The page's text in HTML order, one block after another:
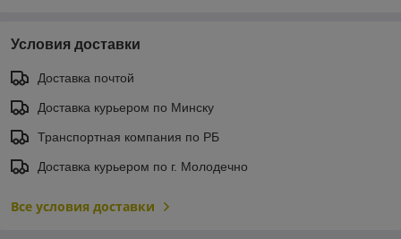
Условия доставки
Доставка почтой
Доставка курьером по Минску
Транспортная компания по РБ
Доставка курьером по г. Молодечно
Все условия доставки